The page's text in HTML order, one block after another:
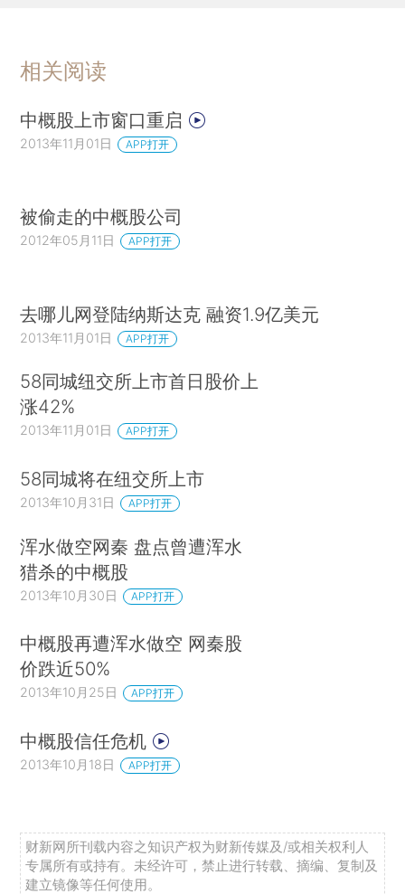
相关阅读
中概股上市窗口重启
2013年11月01日 APP打开
被偷走的中概股公司
2012年05月11日 APP打开
去哪儿网登陆纳斯达克 融资1.9亿美元
2013年11月01日 APP打开
58同城纽交所上市首日股价上
涨42%
2013年11月01日 APP打开
58同城将在纽交所上市
2013年10月31日 APP打开
浑水做空网秦 盘点曾遭浑水
猎杀的中概股
2013年10月30日 APP打开
中概股再遭浑水做空 网秦股
价跌近50%
2013年10月25日 APP打开
中概股信任危机
2013年10月18日 APP打开
财新网所刊载内容之知识产权为财新传媒及/或相关权利人
专属所有或持有。未经许可，禁止进行转载、摘编、复制及
建立镜像等任何使用。